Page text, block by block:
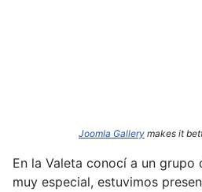
Joomla Gallery makes it
En la Valeta conocí a un grupo
muy especial, estuvimos